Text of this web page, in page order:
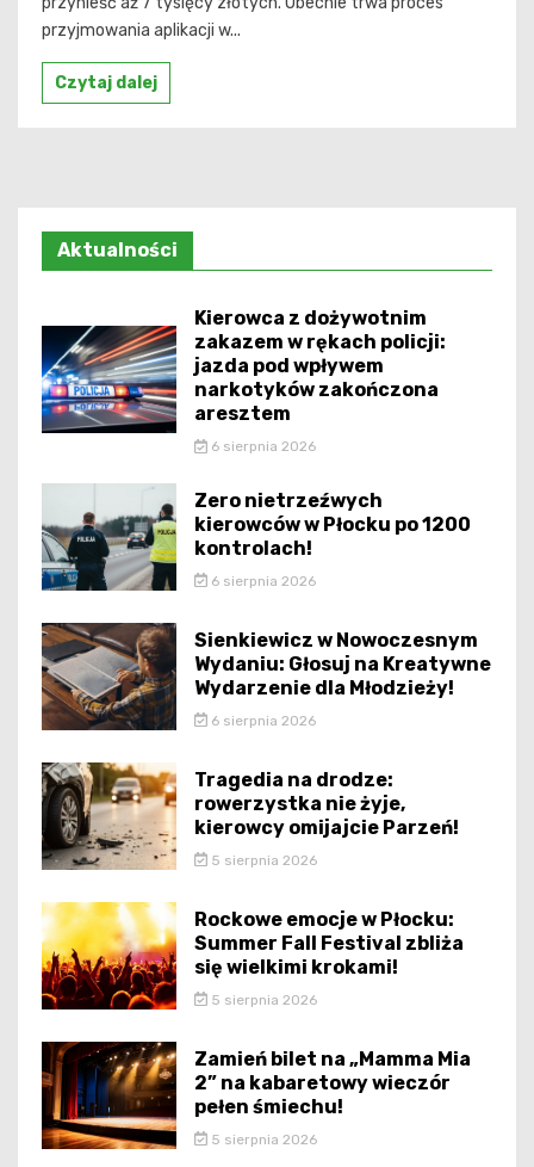
przyjmowania aplikacji w...
Czytaj dalej
Aktualności
Kierowca z dożywotnim
zakazem w rękach policji:
jazda pod wpływem
narkotyków zakończona
aresztem
6 sierpnia 2026
Zero nietrzeźwych
kierowców w Płocku po 1200
kontrolach!
6 sierpnia 2026
Sienkiewicz w Nowoczesnym
Wydaniu: Głosuj na Kreatywne
Wydarzenie dla Młodzieży!
6 sierpnia 2026
Tragedia na drodze:
rowerzystka nie żyje,
kierowcy omijajcie Parzeń!
5 sierpnia 2026
Rockowe emocje w Płocku:
Summer Fall Festival zbliża
się wielkimi krokami!
5 sierpnia 2026
Zamień bilet na „Mamma Mia
2” na kabaretowy wieczór
pełen śmiechu!
5 sierpnia 2026